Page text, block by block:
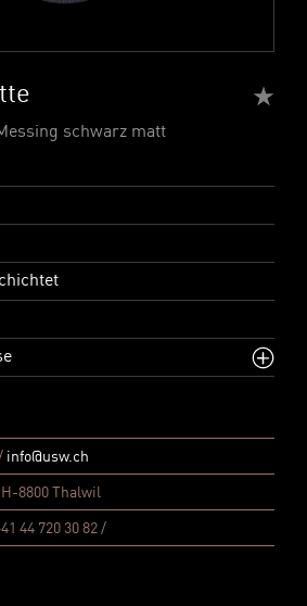
schwarz matt
info@usw.ch
8800 Thalwil
44 720 30 82 /